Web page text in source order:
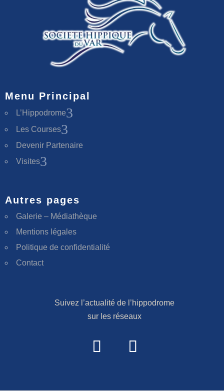
Menu Principal
L’Hippodrome3
Les Courses3
Devenir Partenaire
Visites3
Autres pages
Galerie – Médiathèque
Mentions légales
Politique de confidentialité
Contact
Suivez l’actualité de l’hippodrome
sur les réseaux